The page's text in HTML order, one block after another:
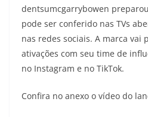
dentsumcgarrybowen
pode ser conferido nas TVs
nas redes sociais. A marca vai
ativações com seu time de
no Instagram e no TikTok.
Confira no anexo o vídeo do